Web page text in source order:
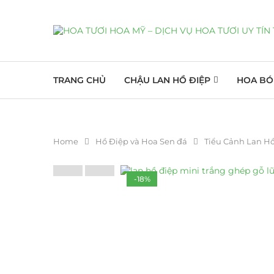
TRANG CHỦ CHẬU LAN HỒ ĐIỆP HOA BÓ
Home Hồ Điệp và Hoa Sen đá Tiểu Cảnh Lan
-18%